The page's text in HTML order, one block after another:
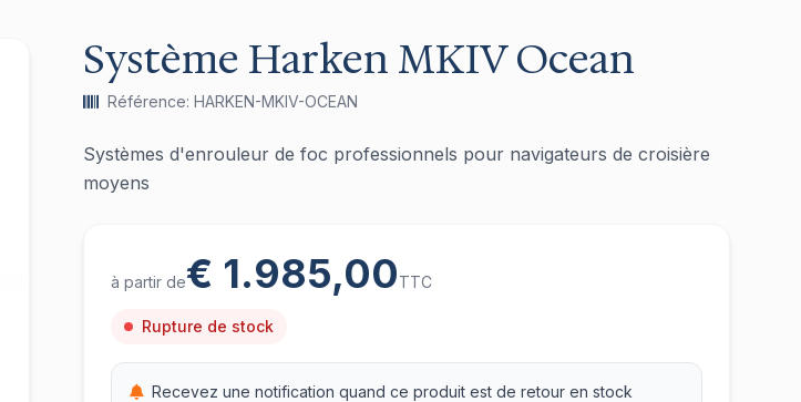
Système Harken MKIV Ocean
Référence: HARKEN-MKIV-OCEAN
Systèmes d'enrouleur de foc professionnels pour navigateurs de croisière
moyens
à partir de€ 1.985,00TTC
Rupture de stock
Recevez une notification quand ce produit est de retour en stock